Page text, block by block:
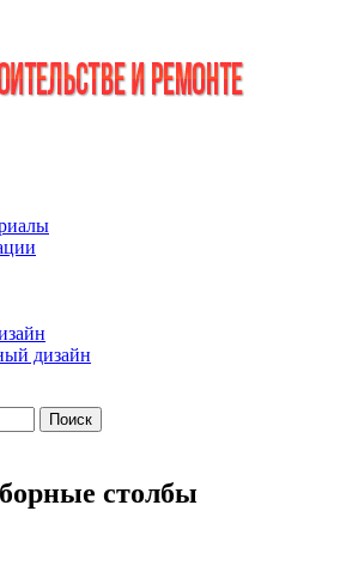
о строительстве и ремонтах
дизайн
столбы